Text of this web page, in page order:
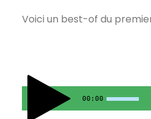
Voici un best-of du
00:00